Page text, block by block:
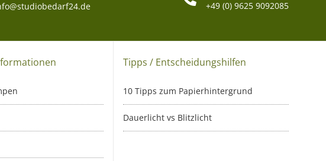
+49 (0) 9625 9092085
Tipps / Entscheidungshilfen
10 Tipps zum Papierhintergrund
Dauerlicht vs Blitzlicht